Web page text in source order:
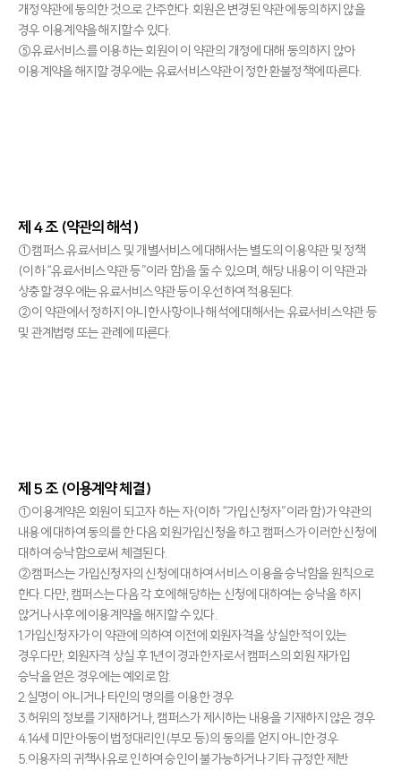
개정약관에 동의한 것으로 간주한다. 회원은 변경된 약관에 동의하지 않을
경우 이용계약을 해지할 수 있다.
⑤유료서비스를 이용하는 회원이 이 약관의 개정에 대해 동의하지 않아
이용계약을 해지할 경우에는 유료서비스약관이 정한 환불정책에 따른다.
제 4 조 (약관의 해석)
①캠퍼스 유료서비스 및 개별서비스에 대해서는 별도의 이용약관 및 정책
(이하 “유료서비스약관 등”이라 함)을 둘 수 있으며, 해당 내용이 이 약관과
상충할 경우에는 유료서비스약관 등이 우선하여 적용된다.
②이 약관에서 정하지 아니한 사항이나 해석에 대해서는 유료서비스약관 등
및 관계법령 또는 관례에 따른다.
제 5 조 (이용계약 체결)
①이용계약은 회원이 되고자 하는 자(이하 “가입신청자”이라 함)가 약관의
내용에 대하여 동의를 한 다음 회원가입신청을 하고 캠퍼스가 이러한 신청에
대하여 승낙함으로써 체결된다.
②캠퍼스는 가입신청자의 신청에 대하여 서비스 이용을 승낙함을 원칙으로
한다. 다만, 캠퍼스는 다음 각 호에 해당하는 신청에 대하여는 승낙을 하지
않거나 사후에 이용계약을 해지할 수 있다.
1.가입신청자가 이 약관에 의하여 이전에 회원자격을 상실한 적이 있는
경우다만, 회원자격 상실 후 1년이 경과한 자로서 캠퍼스의 회원 재가입
승낙을 얻은 경우에는 예외로 함.
2.실명이 아니거나 타인의 명의를 이용한 경우
3.허위의 정보를 기재하거나, 캠퍼스가 제시하는 내용을 기재하지 않은 경우
4.14세 미만 아동이 법정대리인(부모 등)의 동의를 얻지 아니한 경우
5.이용자의 귀책사유로 인하여 승인이 불가능하거나 기타 규정한 제반